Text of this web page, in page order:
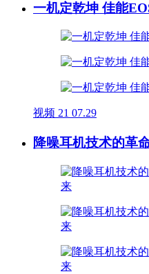
一机定乾坤 佳能
视频 21 07.29
降噪耳机技术的革